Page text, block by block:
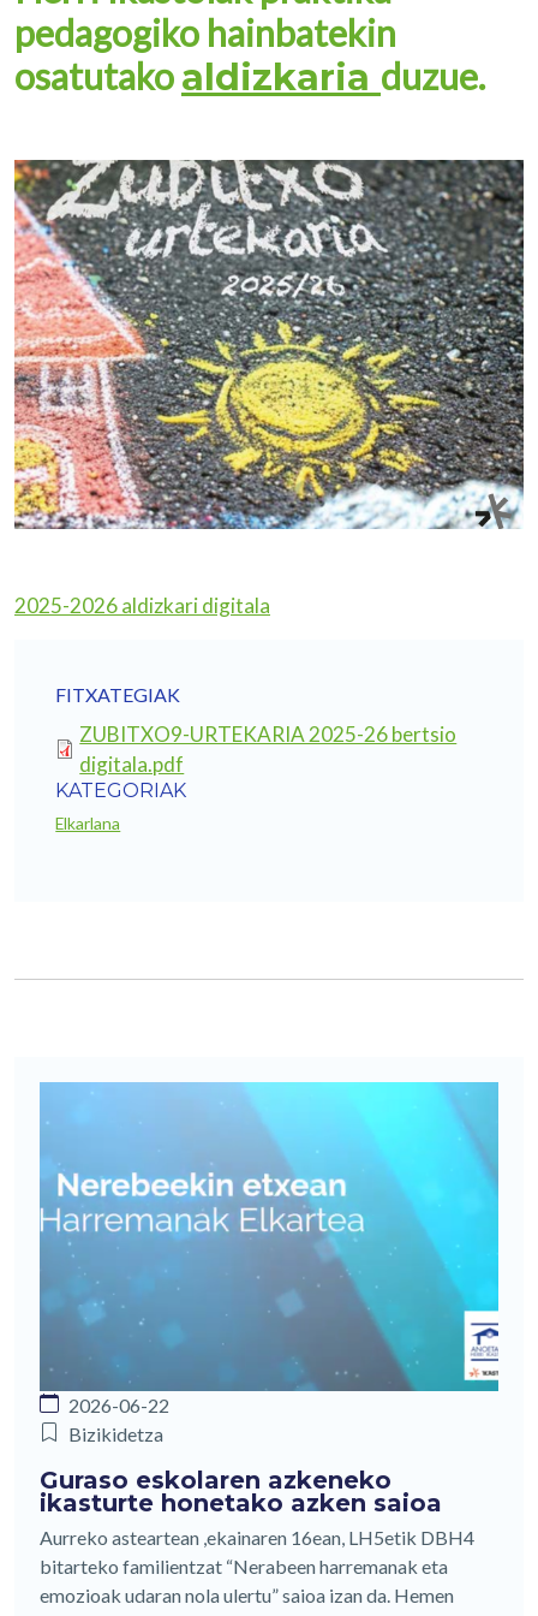
pedagogiko hainbatekin
osatutakoaldizkaria duzue.
2025-2026 aldizkari digitala
FITXATEGIAK
ZUBITXO9-URTEKARIA 2025-26 bertsio
digitala.pdf
KATEGORIAK
Elkarlana
2026-06-22
Bizikidetza
Guraso eskolaren azkeneko
ikasturte honetako azken saioa
Aurreko asteartean ,ekainaren 16ean, LH5etik DBH4
bitarteko familientzat “Nerabeen harremanak eta
emozioak udaran nola ulertu” saioa izan da. Hemen